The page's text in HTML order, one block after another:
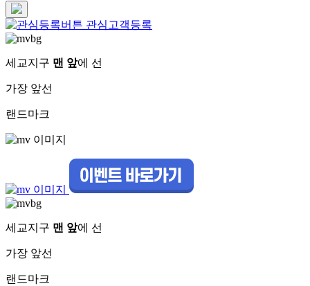
관심고객등록
세교지구 맨 앞에 선
가장 앞선
랜드마크
세교지구 맨 앞에 선
가장 앞선
랜드마크